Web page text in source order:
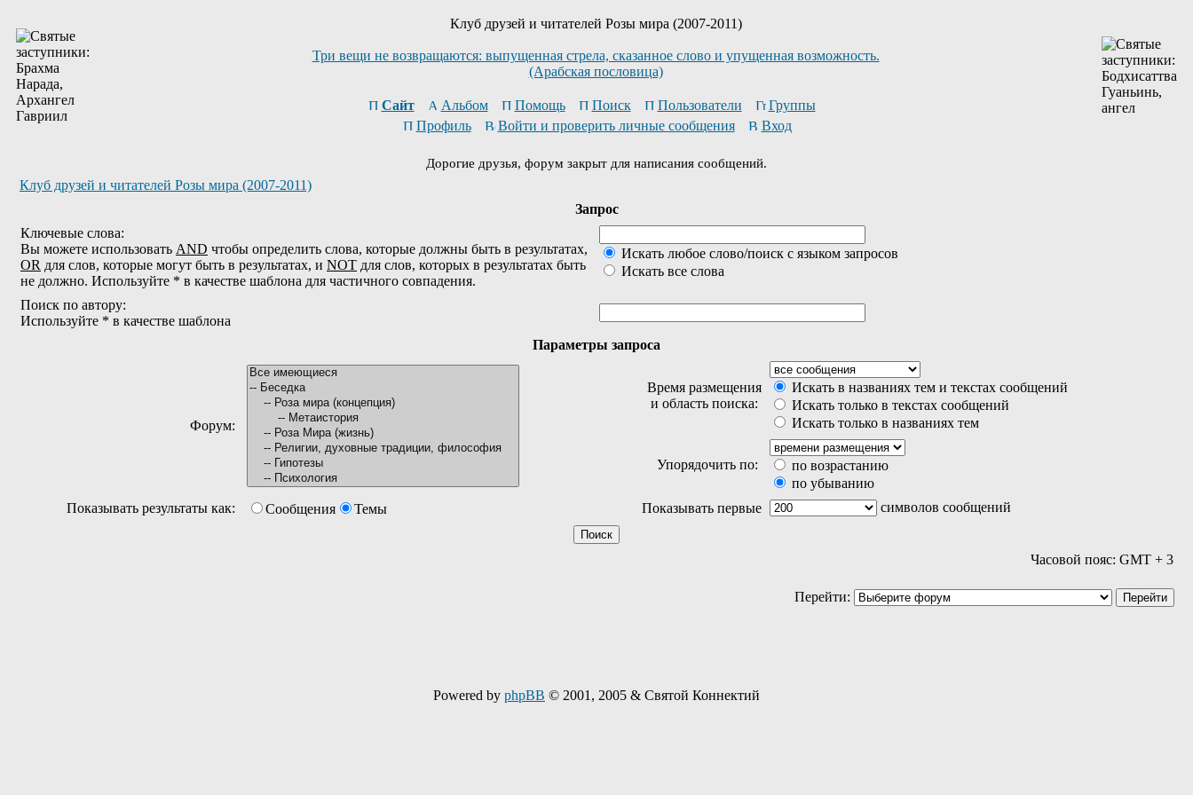
Клуб друзей и читателей Розы мира (2007-2011)
Три вещи не возвращаются: выпущенная стрела, сказанное слово и упущенная возможность.
(Арабская пословица)
Сайт Альбом Помощь Поиск Пользователи
Группы
Профиль
Войти и проверить личные сообщения Вход
Дорогие друзья, форум закрыт для написания сообщений.
Клуб друзей и читателей Розы мира (2007-2011)
Запрос
Ключевые слова:
Вы можете использовать AND чтобы определить слова, которые должны быть в результатах,
OR для слов, которые могут быть в результатах, и NOT для слов, которых в результатах быть
не должно. Используйте * в качестве шаблона для частичного совпадения.
Искать любое слово/поиск с языком запросов
Искать все слова
Поиск по автору:
Используйте * в качестве шаблона
Параметры запроса
Форум:
Время размещения
и область поиска:
Искать в названиях тем и текстах сообщений
Искать только в текстах сообщений
Искать только в названиях тем
Упорядочить по:
по возрастанию
по убыванию
Показывать результаты как:
Сообщения Темы Показывать первые символов сообщений
Часовой пояс: GMT + 3
Перейти:
Powered by phpBB © 2001, 2005 & Святой Коннектий